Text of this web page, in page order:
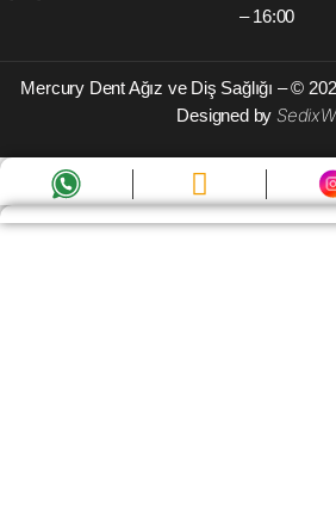
– 16:00
Mercury Dent Ağız ve Diş Sağlığı – ©
Designed by